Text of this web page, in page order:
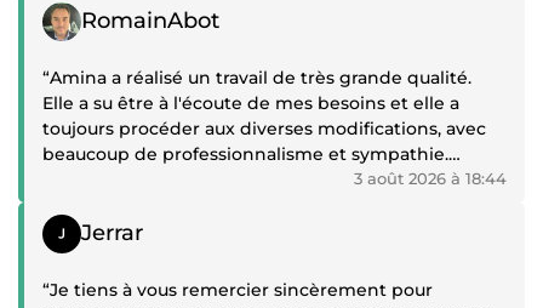
Témoignage positif
RomainAbot
“Amina a réalisé un travail de très grande qualité.
Elle a su être à l'écoute de mes besoins et elle a
toujours procéder aux diverses modifications, avec
beaucoup de professionnalisme et sympathie.
Je recommande ++++ Je vais d'ailleurs faire appel à
3 août 2026 à 18:44
Témoignage positif
Jerrar
“Je tiens à vous remercier sincèrement pour